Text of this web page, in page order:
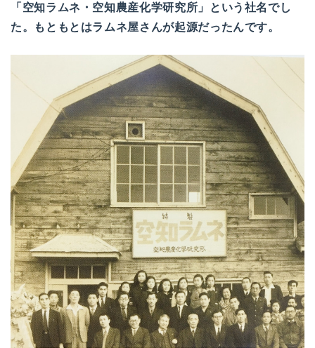
「空知ラムネ・空知農産化学研究所」という社名でし
た。もともとはラムネ屋さんが起源だったんです。